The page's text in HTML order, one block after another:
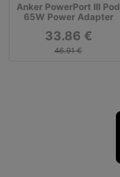
Anker PowerPort III Pod
65W Power Adapter
33.86 €
46.91 €